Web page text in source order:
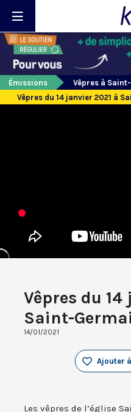
Émissions
Vêpres à
Vêpres du 14 janvier 2021 à
Vêpres du
Saint-
14/01/2021
Ajouter
Les vêpres de l’église